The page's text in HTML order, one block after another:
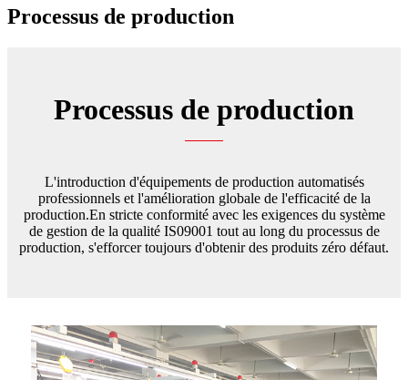
Processus de production
Processus de production
L'introduction d'équipements de production automatisés
professionnels et l'amélioration globale de l'efficacité de la
production.En stricte conformité avec les exigences du système
de gestion de la qualité IS09001 tout au long du processus de
production, s'efforcer toujours d'obtenir des produits zéro défaut.